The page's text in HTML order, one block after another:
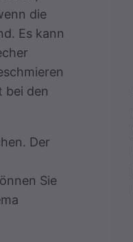
die
Es kann
bei den
Der
Sie